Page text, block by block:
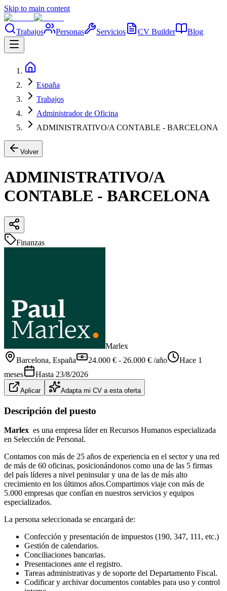
Skip to main content
Trabajos Personas Servicios CV Builder Blog
España
Trabajos
Administrador de Oficina
ADMINISTRATIVO/A CONTABLE - BARCELONA
Volver
ADMINISTRATIVO/A
CONTABLE - BARCELONA
Finanzas
Marlex
Barcelona, España 24.000 € - 26.000 € /año
Hace 1
meses
Hasta 23/8/2026
Aplicar Adapta mi CV a esta oferta
Descripción del puesto
Marlex es una empresa líder en Recursos Humanos especializada
en Selección de Personal.
Contamos con más de 25 años de experiencia en el sector y una red
de más de 60 oficinas, posicionándonos como una de las 5 firmas
del país líderes a nivel peninsular y una de las de más alto
crecimiento en los últimos años.Compartimos viaje con más de
5.000 empresas que confían en nuestros servicios y equipos
especializados.
La persona seleccionada se encargará de:
Confección y presentación de impuestos (190, 347, 111, etc.)
Gestión de calendarios.
Conciliaciones bancarias.
Presentaciones ante el registro.
Tareas administrativas y de soporte del Departamento Fiscal.
Codificar y archivar documentos contables para uso y control